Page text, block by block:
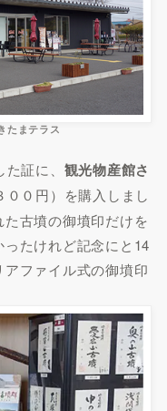
たまテラス
証に、 観光物産館さ
０円）を購入しまし
古墳の御墳印だけを
たけれど記念にと14
ファイル式の御墳印